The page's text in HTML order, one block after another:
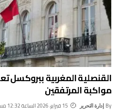
القنصلية المغربية ببروكسل
مواكبة المرتفقين
By إدارة التحرير 15 فبراير، 2026 الساعة 12:32 مساءً